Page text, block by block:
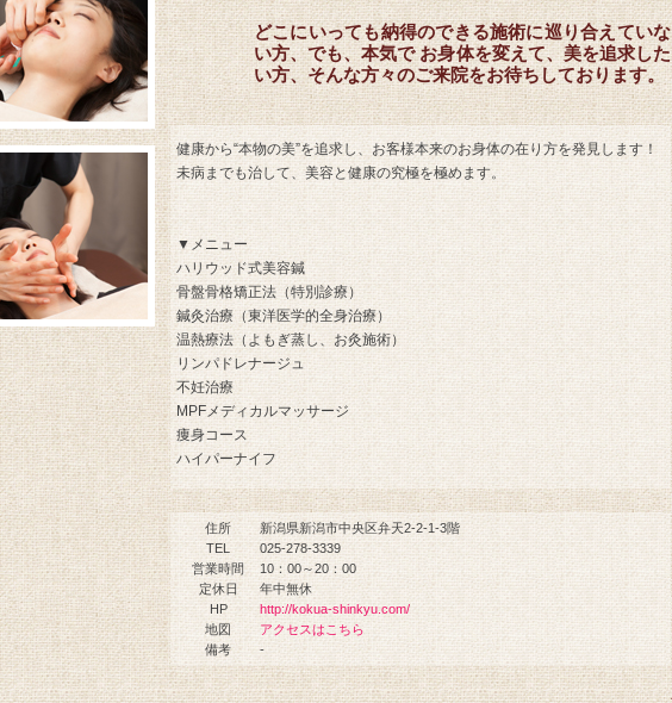
どこにいっても納得のできる施術に巡り合えていな
い方、でも、本気で お身体を変えて、美を追求した
い方、そんな方々のご来院をお待ちしております。
健康から“本物の美”を追求し、お客様本来のお身体の在り方を発見します！
未病までも治して、美容と健康の究極を極めます。
▼メニュー
ハリウッド式美容鍼
骨盤骨格矯正法（特別診療）
鍼灸治療（東洋医学的全身治療）
温熱療法（よもぎ蒸し、お灸施術）
リンパドレナージュ
不妊治療
MPFメディカルマッサージ
痩身コース
ハイパーナイフ
住所
新潟県新潟市中央区弁天2-2-1-3階
TEL
025-278-3339
営業時間
10：00～20：00
定休日
年中無休
HP
http://kokua-shinkyu.com/
地図
アクセスはこちら
備考
-